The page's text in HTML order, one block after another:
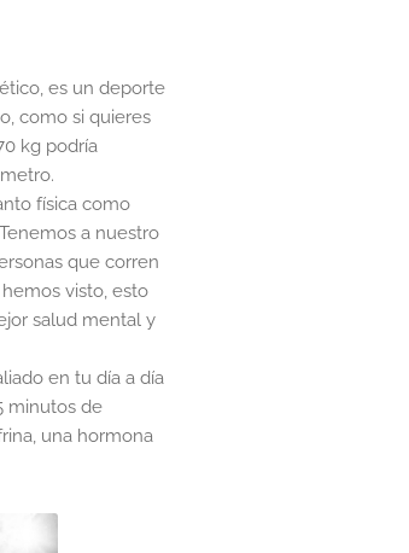
es un deporte
como si quieres
kg podría
física como
a nuestro
que corren
visto, esto
salud mental y
en tu día a día
minutos de
una hormona